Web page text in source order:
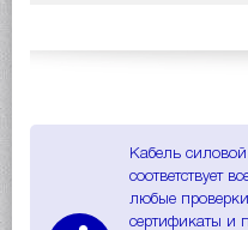
Кабель
соответствует
любые
сертификаты и